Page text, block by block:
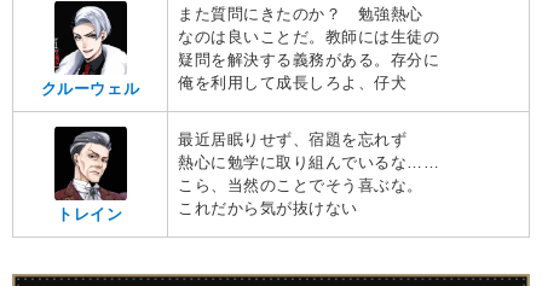
クルーウェル
また質問にきたのか？ 勉強熱心
なのは良いことだ。教師には生徒の
疑問を解決する義務がある。存分に
俺を利用して成長しろよ、仔犬
トレイン
最近居眠りせず、宿題を忘れず
熱心に勉学に取り組んでいるな……
こら、当然のことでそう喜ぶな。
これだから気が抜けない